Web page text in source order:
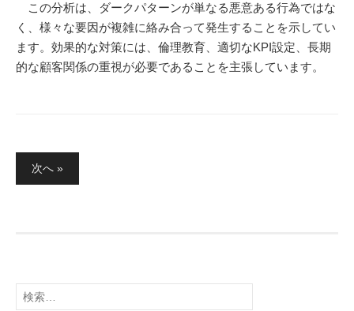
この分析は、ダークパターンが単なる悪意ある行為ではな
く、様々な要因が複雑に絡み合って発生することを示してい
ます。効果的な対策には、倫理教育、適切なKPI設定、長期
的な顧客関係の重視が必要であることを主張しています。
稿
送
次へ »
検
索: